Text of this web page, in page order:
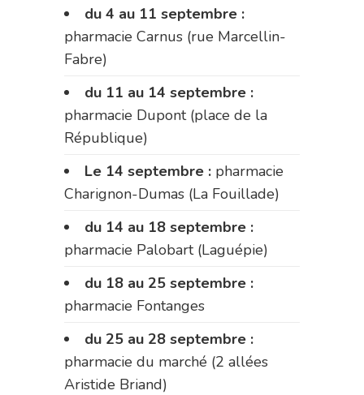
du 4 au 11 septembre :
pharmacie Carnus (rue Marcellin-
Fabre)
du 11 au 14 septembre :
pharmacie Dupont (place de la
République)
Le 14 septembre : pharmacie
Charignon-Dumas (La Fouillade)
du 14 au 18 septembre :
pharmacie Palobart (Laguépie)
du 18 au 25 septembre :
pharmacie Fontanges
du 25 au 28 septembre :
pharmacie du marché (2 allées
Aristide Briand)